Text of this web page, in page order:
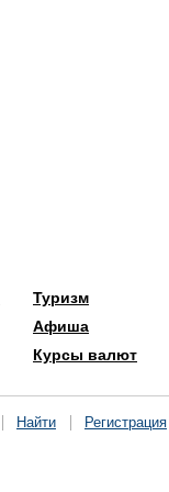
Туризм
Афиша
Курсы валют
Найти Регистрация